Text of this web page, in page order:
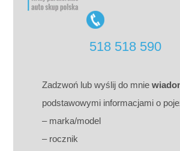
518 518 590
Zadzwoń lub wyślij do mnie
podstawowymi informacjami o
– marka/model
– rocznik